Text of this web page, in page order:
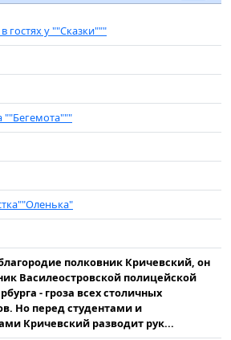
гостях у ""Сказки"""
""Бегемота"""
полковник Кричевский, он
Василеостровской полицейской
- гроза всех столичных
Но перед студентами и
Кричевский разводит рук...